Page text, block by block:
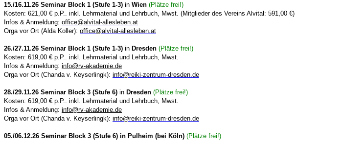
15./16.11.26 Seminar Block 1 (Stufe 1-3) in Wien (Plätze frei!)
Kosten: 621,00 € p.P.. inkl. Lehrmaterial und Lehrbuch, Mwst. (Mitglieder des Vereins Alvital: 591,00 €)
Infos & Anmeldung: office@alvital-allesleben.at
Orga vor Ort (Alda Koller): office@alvital-allesleben.at
26./27.11.26 Seminar Block 1 (Stufe 1-3) in Dresden (Plätze frei!)
Kosten: 619,00 € p.P.. inkl. Lehrmaterial und Lehrbuch, Mwst.
Infos & Anmeldung: info@rv-akademie.de
Orga vor Ort (Chanda v. Keyserlingk): info@reiki-zentrum-dresden.de
28./29.11.26 Seminar Block 3 (Stufe 6) in Dresden (Plätze frei!)
Kosten: 619,00 € p.P.. inkl. Lehrmaterial und Lehrbuch, Mwst.
Infos & Anmeldung: info@rv-akademie.de
Orga vor Ort (Chanda v. Keyserlingk): info@reiki-zentrum-dresden.de
05./06.12.26 Seminar Block 3 (Stufe 6) in Pulheim (bei Köln) (Plätze frei!)